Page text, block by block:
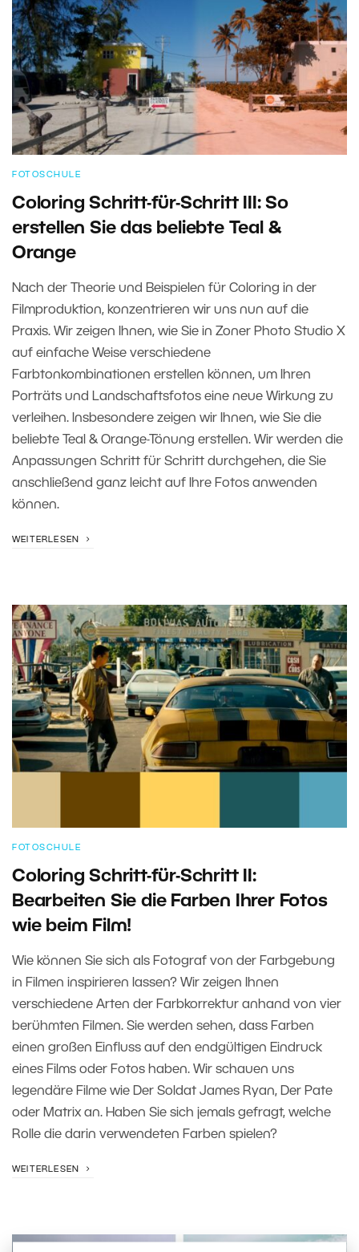
FOTOSCHULE
Coloring Schritt-für-Schritt III: So
erstellen Sie das beliebte Teal &
Orange
Nach der Theorie und Beispielen für Coloring in der
Filmproduktion, konzentrieren wir uns nun auf die
Praxis. Wir zeigen Ihnen, wie Sie in Zoner Photo Studio X
auf einfache Weise verschiedene
Farbtonkombinationen erstellen können, um Ihren
Porträts und Landschaftsfotos eine neue Wirkung zu
verleihen. Insbesondere zeigen wir Ihnen, wie Sie die
beliebte Teal & Orange-Tönung erstellen. Wir werden die
Anpassungen Schritt für Schritt durchgehen, die Sie
anschließend ganz leicht auf Ihre Fotos anwenden
können.
WEITERLESEN
FOTOSCHULE
Coloring Schritt-für-Schritt II:
Bearbeiten Sie die Farben Ihrer Fotos
wie beim Film!
Wie können Sie sich als Fotograf von der Farbgebung
in Filmen inspirieren lassen? Wir zeigen Ihnen
verschiedene Arten der Farbkorrektur anhand von vier
berühmten Filmen. Sie werden sehen, dass Farben
einen großen Einfluss auf den endgültigen Eindruck
eines Films oder Fotos haben. Wir schauen uns
legendäre Filme wie Der Soldat James Ryan, Der Pate
oder Matrix an. Haben Sie sich jemals gefragt, welche
Rolle die darin verwendeten Farben spielen?
WEITERLESEN